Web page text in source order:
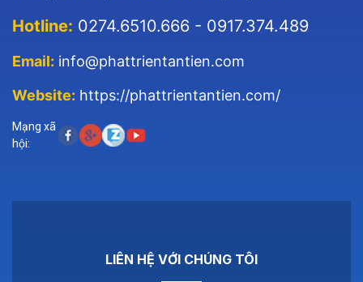
Hotline: 0274.6510.666 - 0917.374.489
Email: info@phattrientantien.com
Website: https://phattrientantien.com/
Mạng xã
hội:
LIÊN HỆ VỚI CHÚNG TÔI